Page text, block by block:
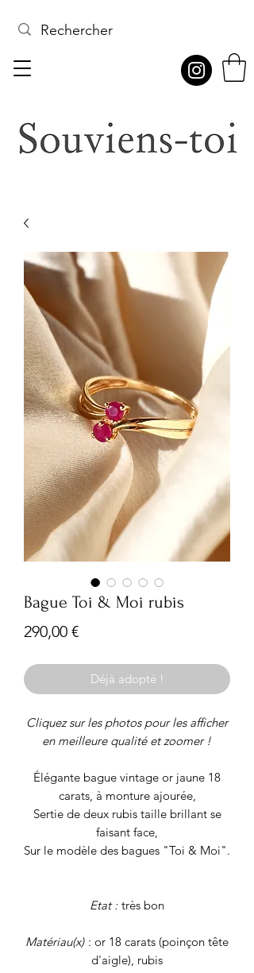
Bague Toi & Moi rubis
290,00 €Prix
Déjà adopté !
Cliquez sur les photos pour les afficher
en meilleure qualité et zoomer !
Élégante bague vintage or jaune 18
carats, à monture ajourée,
Sertie de deux rubis taille brillant se
faisant face,
Sur le modèle des bagues "Toi & Moi".
Etat : très bon
Matériau(x) : or 18 carats (poinçon tête
d'aigle), rubis